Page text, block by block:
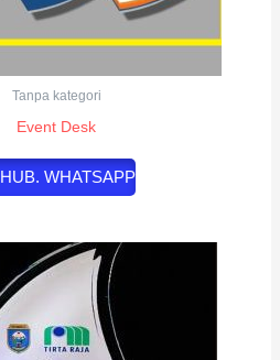
Tanpa kategori
Event Desk
HUB. WHATSAPP